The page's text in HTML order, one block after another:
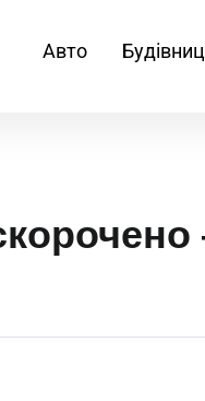
Авто